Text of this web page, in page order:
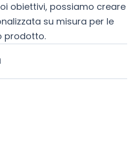
obiettivi, possiamo creare
su misura per le
prodotto.